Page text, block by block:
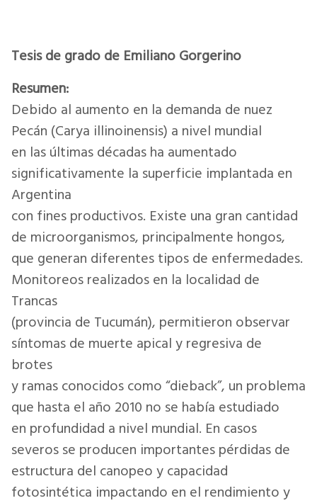
Tesis de grado de Emiliano Gorgerino
Resumen:
Debido al aumento en la demanda de nuez
Pecán (Carya illinoinensis) a nivel mundial
en las últimas décadas ha aumentado
significativamente la superficie implantada en
Argentina
con fines productivos. Existe una gran cantidad
de microorganismos, principalmente hongos,
que generan diferentes tipos de enfermedades.
Monitoreos realizados en la localidad de
Trancas
(provincia de Tucumán), permitieron observar
síntomas de muerte apical y regresiva de
brotes
y ramas conocidos como “dieback”, un problema
que hasta el año 2010 no se había estudiado
en profundidad a nivel mundial. En casos
severos se producen importantes pérdidas de
estructura del canopeo y capacidad
fotosintética impactando en el rendimiento y